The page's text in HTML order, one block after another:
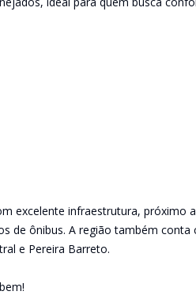
excelente infraestrutura, próximo
de ônibus. A região também conta
e Pereira Barreto.